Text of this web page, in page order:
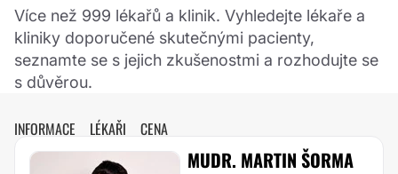
Více než 999 lékařů a klinik. Vyhledejte lékaře a
kliniky doporučené skutečnými pacienty,
seznamte se s jejich zkušenostmi a rozhodujte se
s důvěrou.
INFORMACE LÉKAŘI CENA
MUDR. MARTIN ŠORMA